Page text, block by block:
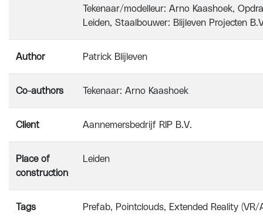
Tekenaar/modelleur: Arno Kaashoek,
Leiden, Staalbouwer: Blijleven Projecten
Author Patrick Blijleven
Co-authors Tekenaar: Arno Kaashoek
Client Aannemersbedrijf RIP B.V.
Place of
construction
Leiden
Tags Prefab Pointclouds Extended Reality (VR/